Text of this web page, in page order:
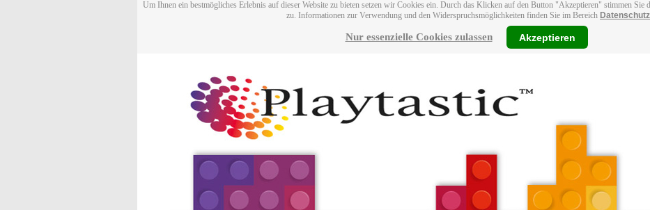
Um Ihnen ein bestmögliches Erlebnis auf dieser Website zu bieten setzen wir Cookies ein. Durch das Klicken auf den Button "Akzeptieren" stimmen Sie
zu. Informationen zur Verwendung und den Widerspruchsmöglichkeiten finden Sie im Bereich Datenschutz
Nur essenzielle Cookies zulassen Akzeptieren